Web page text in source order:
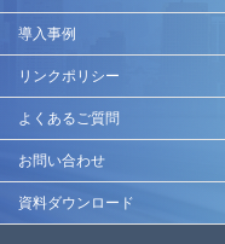
導入事例
リンクポリシー
よくあるご質問
お問い合わせ
資料ダウンロード